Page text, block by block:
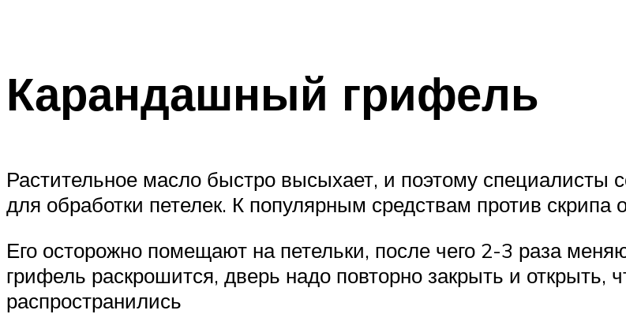
Карандашный грифель
Растительное масло быстро высыхает, и поэтому специалисты
для обработки петелек. К популярным средствам против
Его осторожно помещают на петельки, после чего 2-3 раза
грифель раскрошится, дверь надо повторно закрыть и
распространились